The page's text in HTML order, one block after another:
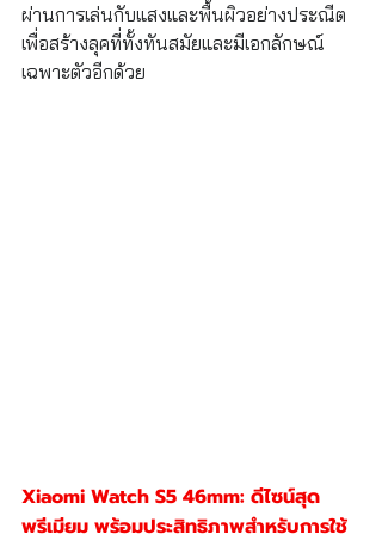
ผ่านการเล่นกับแสงและพื้นผิวอย่างประณีต
เพื่อสร้างลุคที่ทั้งทันสมัยและมีเอกลักษณ์
เฉพาะตัวอีกด้วย
Xiaomi Watch S5 46mm: ดีไซน์สุด
พรีเมียม พร้อมประสิทธิภาพสำหรับการใช้